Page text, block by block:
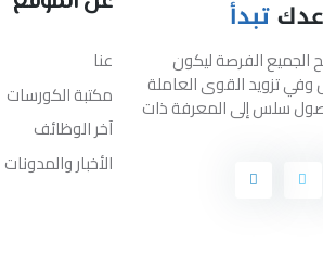
الفرصة ليكون
وفي تزويد القوى العاملة
سلس إلى المعرفة ذات
عنا
مكتبة الكورسات
آخر الوظائف
الأخبار والمدونات